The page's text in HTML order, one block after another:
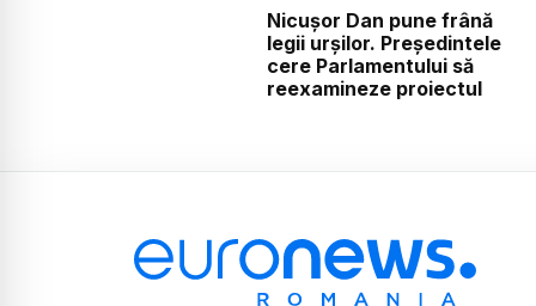
Nicușor Dan pune frână
legii urșilor. Președintele
cere Parlamentului să
reexamineze proiectul